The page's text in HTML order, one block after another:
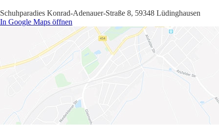
Schuhparadies Konrad-Adenauer-Straße 8, 59348 Lüdinghausen
In Google Maps öffnen